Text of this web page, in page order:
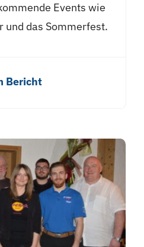
Events wie
und das Sommerfest.
Bericht